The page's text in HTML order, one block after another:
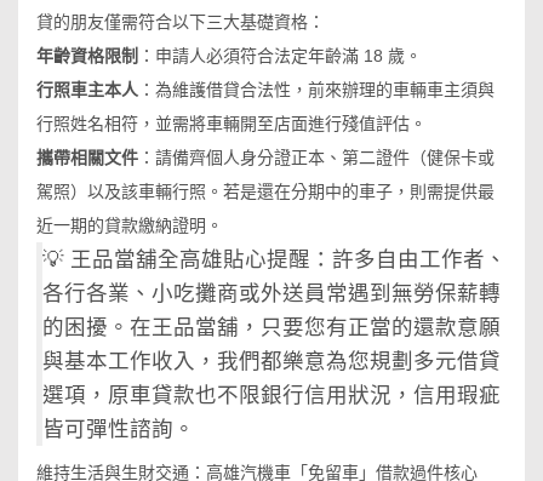
貸的朋友僅需符合以下三大基礎資格：
年齡資格限制 ：申請人必須符合法定年齡滿 18 歲。
行照車主本人 ：為維護借貸合法性，前來辦理的車輛車主須與
行照姓名相符，並需將車輛開至店面進行殘值評估。
攜帶相關文件 ：請備齊個人身分證正本、第二證件（健保卡或
駕照）以及該車輛行照。若是還在分期中的車子，則需提供最
近一期的貸款繳納證明。
💡 王品當舖全高雄貼心提醒：許多自由工作者、
各行各業、小吃攤商或外送員常遇到無勞保薪轉
的困擾。在王品當舖，只要您有正當的還款意願
與基本工作收入，我們都樂意為您規劃多元借貸
選項，原車貸款也不限銀行信用狀況，信用瑕疵
皆可彈性諮詢。
維持生活與生財交通：高雄汽機車「免留車」借款過件核心